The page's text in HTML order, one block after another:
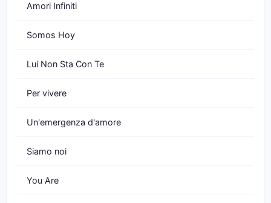
Amori Infiniti
Somos Hoy
Lui Non Sta Con Te
Per vivere
Un'emergenza d'amore
Siamo noi
You Are